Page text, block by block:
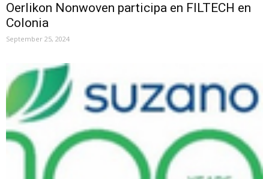
Oerlikon Nonwoven participa en FILTECH en
Colonia
September 25, 2024